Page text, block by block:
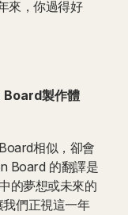
來，你過得好
Board製作體
相似，卻會
Board 的翻譯是
的夢想或未來的
們正視這一年